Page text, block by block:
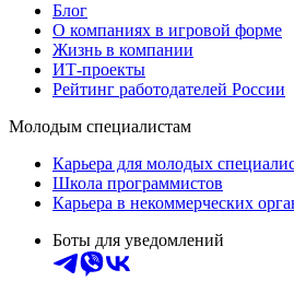
Блог
О компаниях в игровой форме
Жизнь в компании
ИТ-проекты
Рейтинг работодателей России
Молодым специалистам
Карьера для молодых
Школа программистов
Карьера в некоммерческих
Боты для уведомлений